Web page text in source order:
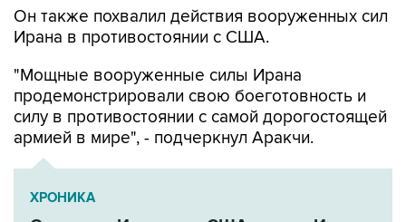
"Мощные вооруженные силы Ирана
силу в противостоянии с самой дорогостоящей
армией в мире", - подчеркнул Аракчи.
ХРОНИКА
Операция Израиля и США против Ирана